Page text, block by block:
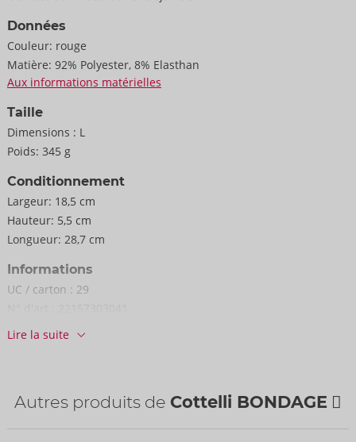
grâce à leurs fermetures velcro et sont réglables. Le string
ouvert complète le trio excitant et stimule avec une chaîne
amovible à l'entrejambe ouvert.
92% polyester, 8% élasthanne.
Données
Couleur: rouge
Matière: 92% Polyester, 8% Elasthan
Aux informations matérielles
Taille
Dimensions : L
Poids: 345 g
Conditionnement
Largeur: 18,5 cm
Hauteur: 5,5 cm
Longueur: 28,7 cm
Informations
UC / carton : 29
Code-barres:
Disponibilité
livraison suivante:
Lire la suite
Autres produits de Cottelli BONDAGE